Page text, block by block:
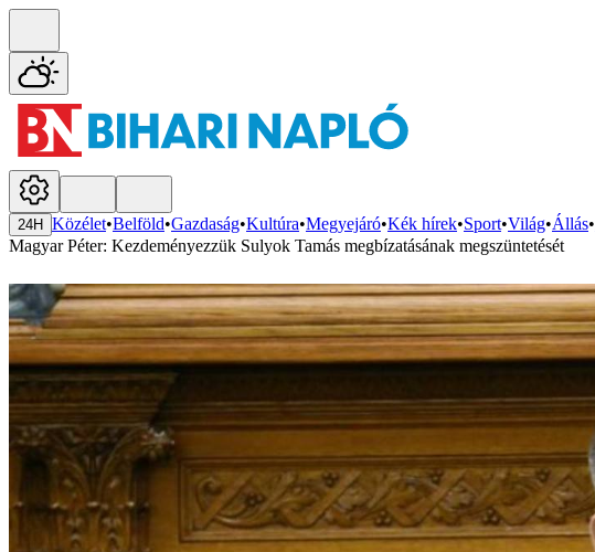
24H Közélet•Belföld•Gazdaság•Kultúra•Megyejáró•Kék hírek•Sport•Világ•Állás•
Magyar Péter: Kezdeményezzük Sulyok Tamás megbízatásának megszüntetését